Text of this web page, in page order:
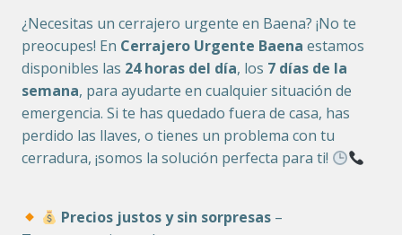
¿Necesitas un cerrajero urgente en Baena? ¡No te
preocupes! En Cerrajero Urgente Baena estamos
disponibles las 24 horas del día, los 7 días de la
semana, para ayudarte en cualquier situación de
emergencia. Si te has quedado fuera de casa, has
perdido las llaves, o tienes un problema con tu
cerradura, ¡somos la solución perfecta para ti!
Precios justos y sin sorpresas –